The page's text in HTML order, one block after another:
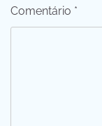
Comentário *